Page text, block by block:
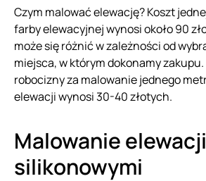
Czym malować elewację? Koszt
farby elewacyjnej wynosi około 90
może się różnić w zależności od
miejsca, w którym dokonamy
robocizny za malowanie jednego
elewacji wynosi 30-40 złotych.
Malowanie
silikonowymi